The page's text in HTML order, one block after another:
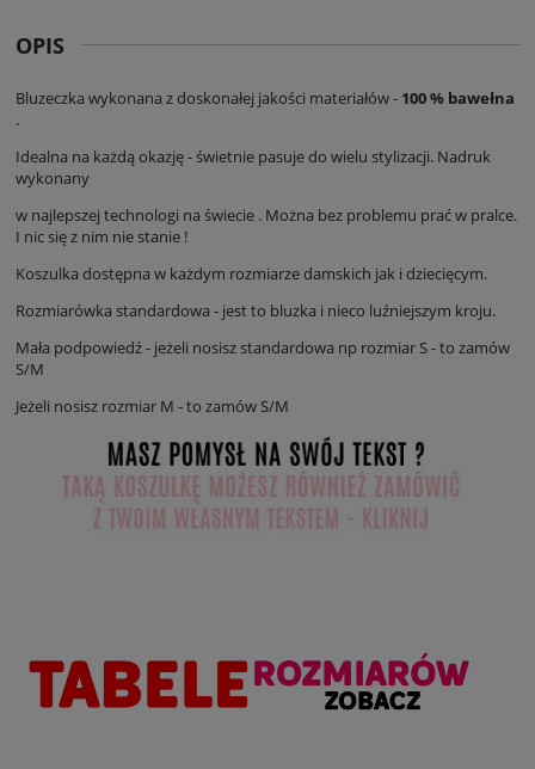
OPIS
Bluzeczka wykonana z doskonałej jakości materiałów - 100 % bawełna
.
Idealna na każdą okazję - świetnie pasuje do wielu stylizacji. Nadruk
wykonany
w najlepszej technologi na świecie . Można bez problemu prać w pralce.
I nic się z nim nie stanie !
Koszulka dostępna w każdym rozmiarze damskich jak i dziecięcym.
Rozmiarówka standardowa - jest to bluzka i nieco luźniejszym kroju.
Mała podpowiedź - jeżeli nosisz standardowa np rozmiar S - to zamów
S/M
Jeżeli nosisz rozmiar M - to zamów S/M